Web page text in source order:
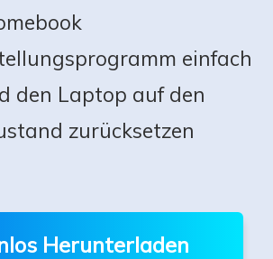
einfach
den Laptop auf den
zurücksetzen
Herunterladen